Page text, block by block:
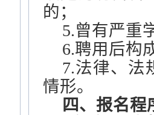
的；
5.曾有严重
6.聘用后构
7.法律、法
情形。
四、报名程